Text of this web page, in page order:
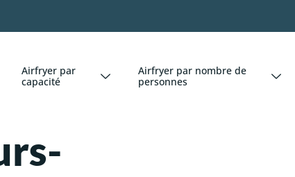
Airfryer par
capacité
Airfryer par nombre de
personnes